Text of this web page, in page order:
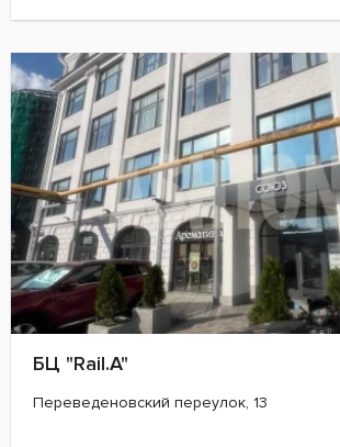
БЦ "Rail.A"
Переведеновский переулок, 13